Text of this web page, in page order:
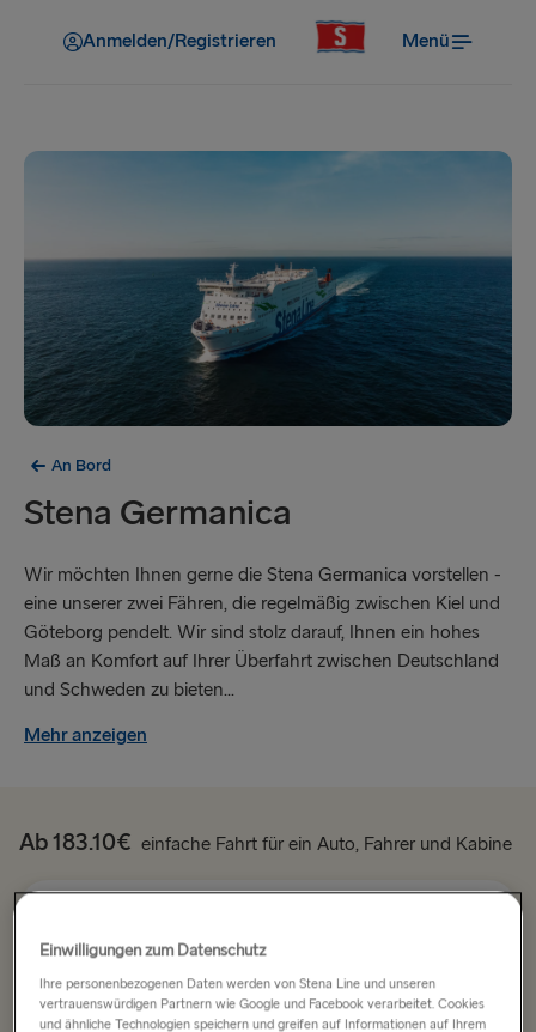
Anmelden/Registrieren Menü
An Bord
Stena Germanica
Wir möchten Ihnen gerne die Stena Germanica vorstellen -
eine unserer zwei Fähren, die regelmäßig zwischen Kiel und
Göteborg pendelt. Wir sind stolz darauf, Ihnen ein hohes
Maß an Komfort auf Ihrer Überfahrt zwischen Deutschland
und Schweden zu bieten...
Mehr anzeigen
Ab 183.10€ einfache Fahrt für ein Auto, Fahrer und Kabine
Kiel → Göteborg
NACH SCHWEDEN
Einwilligungen zum Datenschutz
Ihre personenbezogenen Daten werden von Stena Line und unseren
vertrauenswürdigen Partnern wie Google und Facebook verarbeitet. Cookies
und ähnliche Technologien speichern und greifen auf Informationen auf Ihrem